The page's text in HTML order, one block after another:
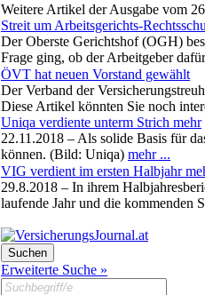
Weitere Artikel der Ausgabe vom
Streit um Arbeitsgerichts-
Der Oberste Gerichtshof (OGH)
Frage ging, ob der Arbeitgeber
ÖVT hat neuen Vorstand gewählt
Der Verband der
Diese Artikel könnten Sie noch
Uniqa verdiente unterm Strich mehr
22.11.2018 – Als solide Basis für
können. (Bild: Uniqa) mehr ...
VIG verdient im ersten Halbjahr
29.8.2018 – In ihrem
laufende Jahr und die kommenden
Erweiterte Suche »